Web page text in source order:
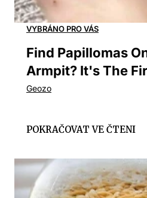
Find Papillomas
Armpit? It's The